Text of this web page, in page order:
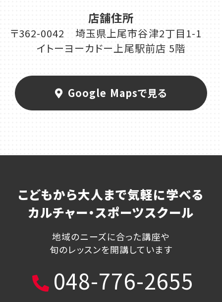
店舗住所
〒362-0042 埼玉県上尾市谷津2丁目1-1
イトーヨーカドー上尾駅前店 5階
Google Mapsで見る
こどもから大人まで気軽に学べる
カルチャー・スポーツスクール
地域のニーズに合った講座や
旬のレッスンを開講しています
048-776-2655